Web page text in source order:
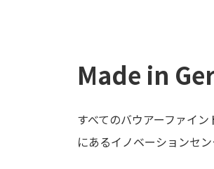
Made in
すべてのバウアーファイ
にあるイノベーションセ